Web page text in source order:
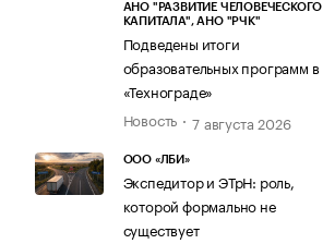
АНО "РАЗВИТИЕ ЧЕЛОВЕЧЕСКОГО
КАПИТАЛА", АНО "РЧК"
Подведены итоги
образовательных программ в
«Технограде»
Новость
7 августа 2026
ООО «ЛБИ»
Экспедитор и ЭТрН: роль,
которой формально не
существует